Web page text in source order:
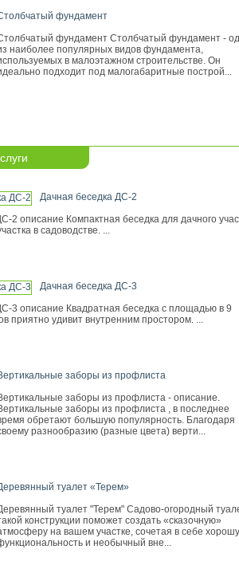
фундамент
фундамент Столбчатый фундамент -
наиболее популярных видов фундамента,
в малоэтажном строительстве. Он
подходит под малогабаритные построй...
Дачная беседка ДС-2
2 описание Компактная беседка для дачного
в садоводстве. ...
Дачная беседка ДС-3
3 описание Квадратная беседка с площадью в 9
приятно удивит внутренним простором. ...
заборы из профлиста
заборы из профлиста - описание.
заборы из профлиста , в последнее
обретают большую популярность. Благодаря
разнообразию (разные цвета) верти...
туалет «Терем»
туалет "Терем" Садово-огородный
конструкции поможет создать «сказочную»
на вашем участке, сочетая в себе
и необычный вне...